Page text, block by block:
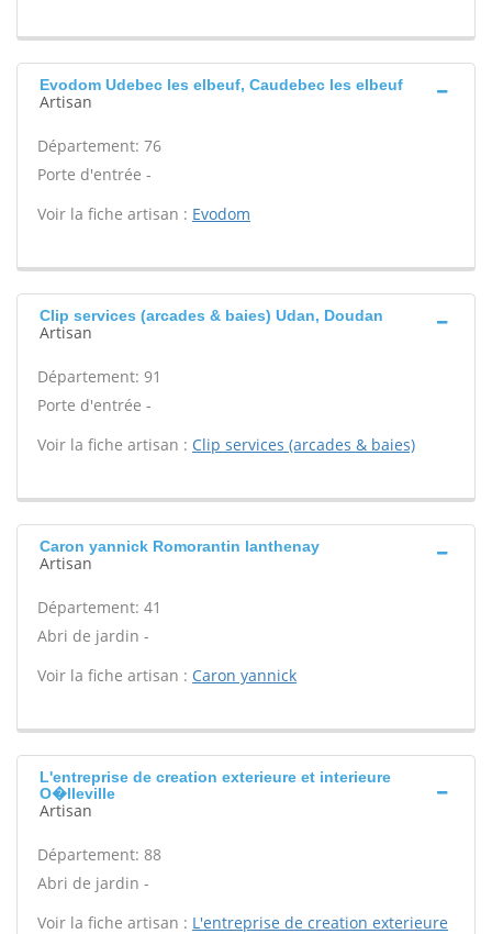
Evodom Udebec les elbeuf, Caudebec les elbeuf
Artisan
Département: 76
Porte d'entrée -
Voir la fiche artisan : Evodom
Clip services (arcades & baies) Udan, Doudan
Artisan
Département: 91
Porte d'entrée -
Voir la fiche artisan : Clip services (arcades & baies)
Caron yannick Romorantin lanthenay
Artisan
Département: 41
Abri de jardin -
Voir la fiche artisan : Caron yannick
L'entreprise de creation exterieure et interieure
O�lleville
Artisan
Département: 88
Abri de jardin -
Voir la fiche artisan : L'entreprise de creation exterieure